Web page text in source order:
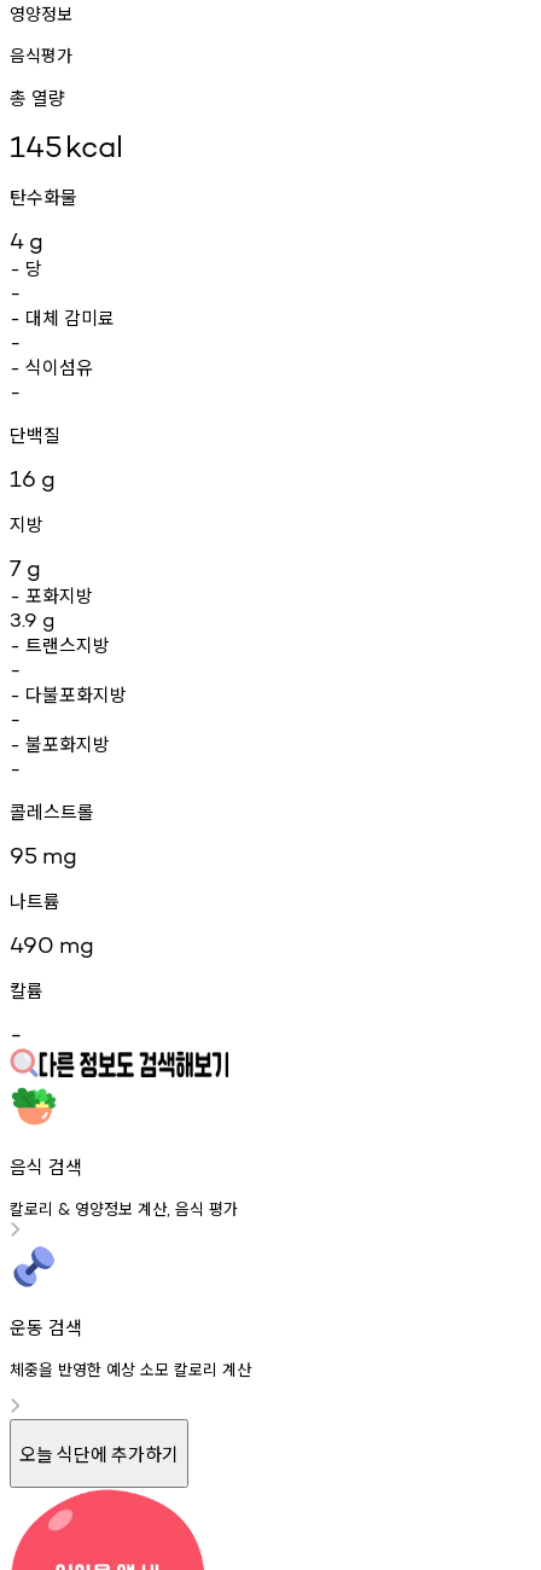
영양정보
음식평가
총 열량
145kcal
탄수화물
4 g
- 당
-
- 대체 감미료
-
- 식이섬유
-
단백질
16 g
지방
7 g
- 포화지방
3.9 g
- 트랜스지방
-
- 다불포화지방
-
- 불포화지방
-
콜레스트롤
95 mg
나트륨
490 mg
칼륨
-
음식 검색
칼로리 & 영양정보 계산, 음식 평가
운동 검색
체중을 반영한 예상 소모 칼로리 계산
오늘 식단에 추가하기